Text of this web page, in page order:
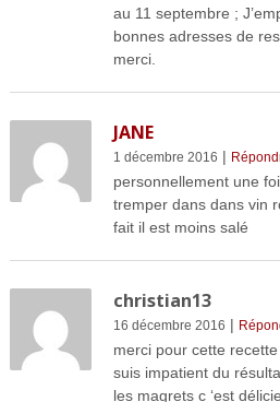
au 11 septembre ;
bonnes adresses de
merci.
JANE
1 décembre 2016 |
personnellement une
tremper dans dans vin
fait il est moins salé
christian13
16 décembre 2016 |
merci pour cette
suis impatient du
les magrets c ‘est